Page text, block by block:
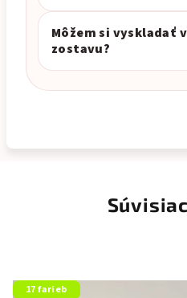
Môžem si vyskladať
zostavu?
17 farieb